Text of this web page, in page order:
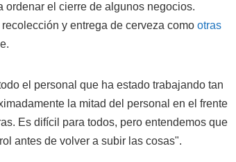
el cierre de algunos negocios.
y entrega de cerveza como otras
el personal que ha estado trabajando tan
la mitad del personal en el frente
Es difícil para todos, pero entendemos que
antes de volver a subir las cosas".